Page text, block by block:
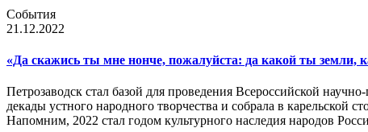
События
21.12.2022
«Да скажись ты мне нонче, пожалуйста: да какой ты земли,
Петрозаводск стал базой для проведения Всероссийской
декады устного народного творчества и собрала в карельской
Напомним, 2022 стал годом культурного наследия народов